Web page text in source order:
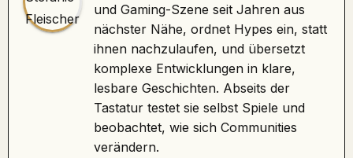
und Gaming-Szene seit Jahren aus
nächster Nähe, ordnet Hypes ein, statt
ihnen nachzulaufen, und übersetzt
komplexe Entwicklungen in klare,
lesbare Geschichten. Abseits der
Tastatur testet sie selbst Spiele und
beobachtet, wie sich Communities
verändern.